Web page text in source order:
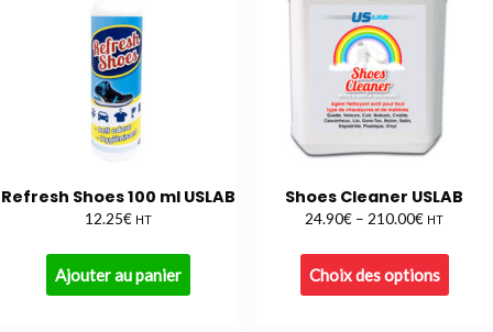
Refresh Shoes 100 ml USLAB
12.25€ HT
Ajouter au panier
Shoes Cleaner USLAB
24.90€ – 210.00€ HT
Choix des options